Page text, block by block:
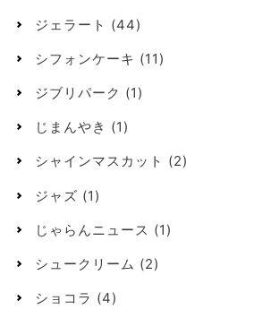
ジェラート (44)
シフォンケーキ (11)
ジブリパーク (1)
じまんやき (1)
シャインマスカット (2)
ジャズ (1)
じゃらんニュース (1)
シュークリーム (2)
ショコラ (4)